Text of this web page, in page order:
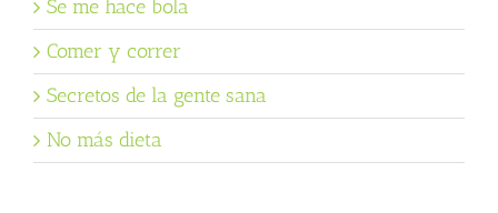
Se me hace bola
Comer y correr
Secretos de la gente sana
No más dieta